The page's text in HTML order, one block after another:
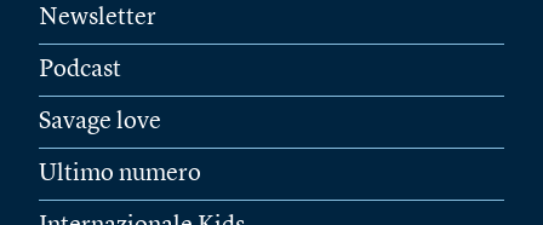
Newsletter
Podcast
Savage love
Ultimo numero